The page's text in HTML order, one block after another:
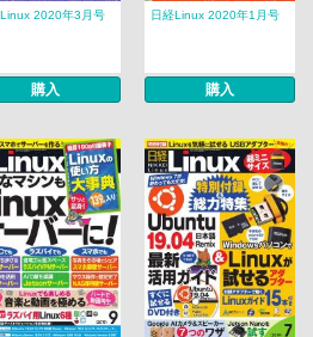
2020年3月号
購入
日経Linux 2020年1月号
購入